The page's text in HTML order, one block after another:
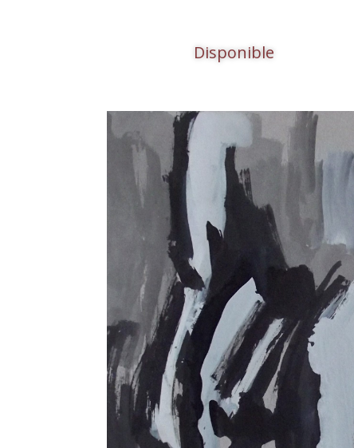
Disponible